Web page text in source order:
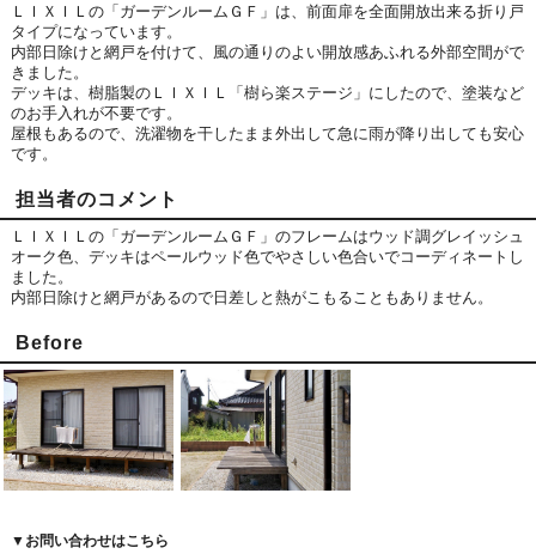
ＬＩＸＩＬの「ガーデンルームＧＦ」は、前面扉を全面開放出来る折り戸
タイプになっています。
内部日除けと網戸を付けて、風の通りのよい開放感あふれる外部空間がで
きました。
デッキは、樹脂製のＬＩＸＩＬ「樹ら楽ステージ」にしたので、塗装など
のお手入れが不要です。
屋根もあるので、洗濯物を干したまま外出して急に雨が降り出しても安心
です。
担当者のコメント
ＬＩＸＩＬの「ガーデンルームＧＦ」のフレームはウッド調グレイッシュ
オーク色、デッキはペールウッド色でやさしい色合いでコーディネートし
ました。
内部日除けと網戸があるので日差しと熱がこもることもありません。
Before
▼お問い合わせはこちら